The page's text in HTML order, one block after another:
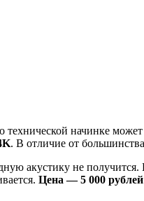
начинке
. В отличие от
акустику не
Цена — 5 000 рублей